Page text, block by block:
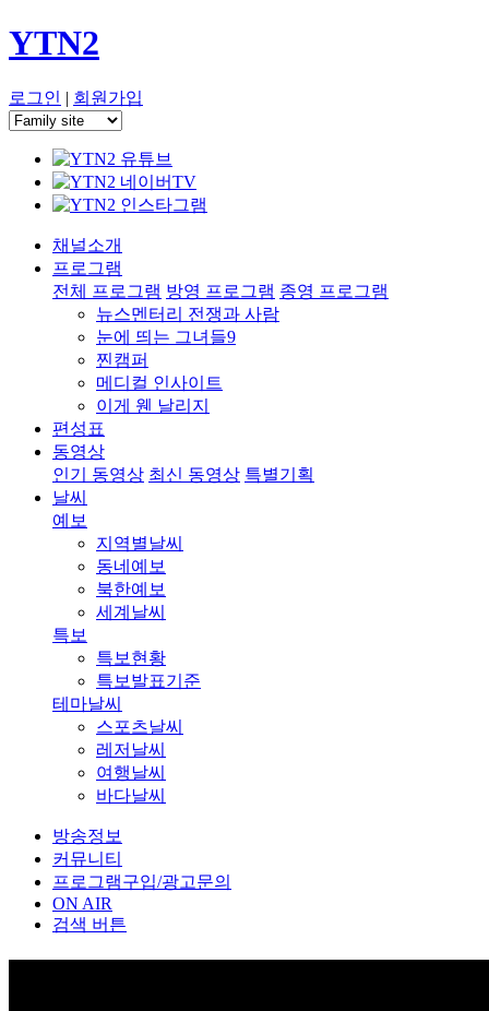
YTN2
로그인 | 회원가입
채널소개
프로그램
전체 프로그램 방영 프로그램 종영 프로그램
뉴스멘터리 전쟁과 사람
눈에 띄는 그녀들9
찐캠퍼
메디컬 인사이트
이게 웬 날리지
편성표
동영상
인기 동영상 최신 동영상 특별기획
날씨
예보
지역별날씨
동네예보
북한예보
세계날씨
특보
특보현황
특보발표기준
테마날씨
스포츠날씨
레저날씨
여행날씨
바다날씨
방송정보
커뮤니티
프로그램구입/광고문의
ON AIR
검색 버튼